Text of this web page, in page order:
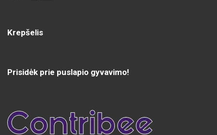
Krepšelis
Prisidėk prie puslapio gyvavimo!